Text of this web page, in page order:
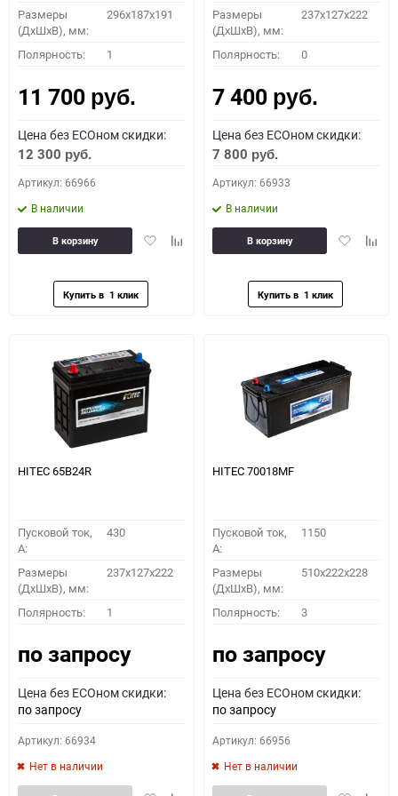
Размеры
(ДхШхВ), мм:
296х187х191
Полярность: 1
11 700 руб.
Цена без ECOном скидки:
12 300 руб.
Артикул: 66966
В наличии
ДобавитьДобавить
В корзину
Размеры
(ДхШхВ), мм:
237x127x222
Полярность: 0
7 400 руб.
Цена без ECOном скидки:
7 800 руб.
Артикул: 66933
В наличии
Добавить
В корзину
HITEC 65B24R
Пусковой ток,
A:
430
Размеры
(ДхШхВ), мм:
237x127x222
Полярность: 1
по запросу
Цена без ECOном скидки:
по запросу
Артикул: 66934
Нет в наличии
HITEC 70018MF
Пусковой ток,
A:
1150
Размеры
(ДхШхВ), мм:
510x222x228
Полярность: 3
по запросу
Цена без ECOном скидки:
по запросу
Артикул: 66956
Нет в наличии